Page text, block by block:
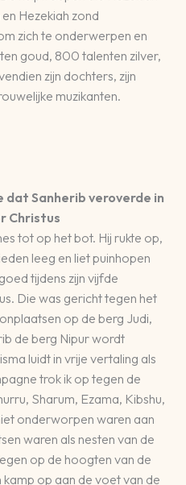
Hezekiah zond
zich te onderwerpen en
goud, 800 talenten zilver,
zijn dochters, zijn
muzikanten.
Sanherib veroverde in
Christus
tot op het bot. Hij rukte op,
leeg en liet puinhopen
tijdens zijn vijfde
Die was gericht tegen het
op de berg Judi,
de berg Nipur wordt
luidt in vrije vertaling als
trok ik op tegen de
Sharum, Ezama, Kibshu,
onderworpen waren aan
waren als nesten van de
op de hoogten van de
kamp op aan de voet van de